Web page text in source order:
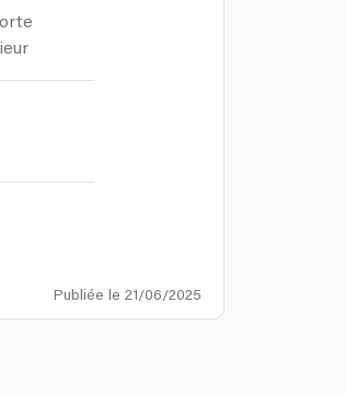
Publiée le 21/06/2025